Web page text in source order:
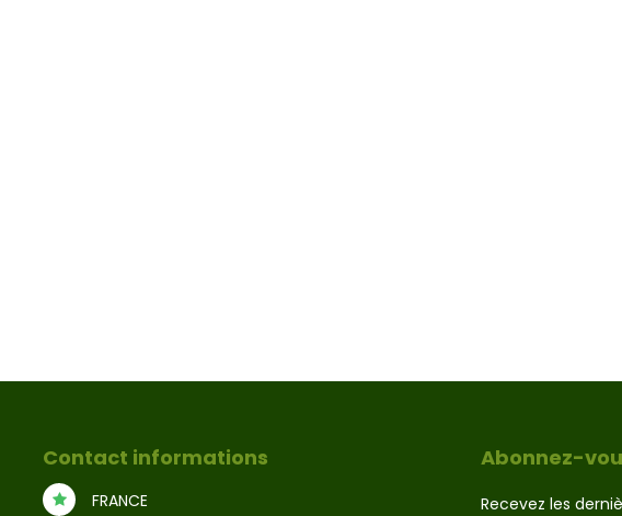
Contact informations
FRANCE
Abonnez-
Recevez les